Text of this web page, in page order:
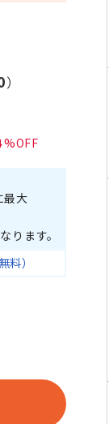
）
最大
ります。
料）